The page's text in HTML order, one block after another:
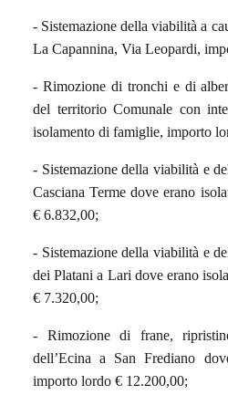
- Sistemazione della viabilità a
La Capannina, Via Leopardi,
- Rimozione di tronchi e di
del territorio Comunale con
isolamento di famiglie, importo
- Sistemazione della viabilità e
Casciana Terme dove erano
€ 6.832,00;
- Sistemazione della viabilità e
dei Platani a Lari dove erano
€ 7.320,00;
- Rimozione di frane,
dell’Ecina a San Frediano
importo lordo € 12.200,00;